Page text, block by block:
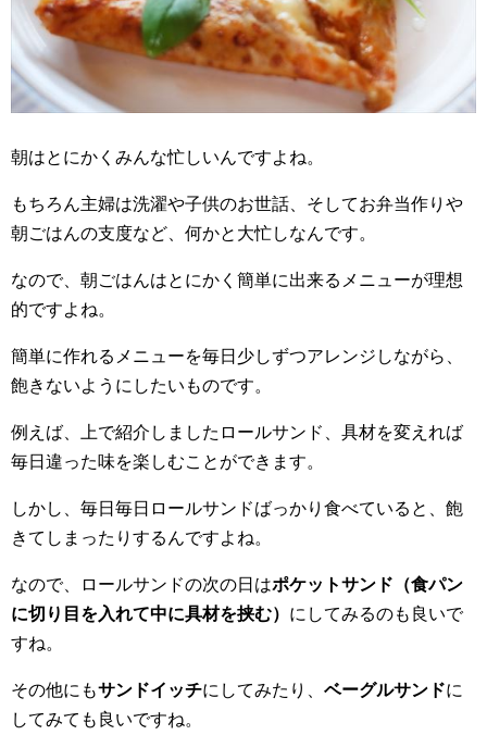
朝はとにかくみんな忙しいんですよね。
もちろん主婦は洗濯や子供のお世話、そしてお弁当作りや
朝ごはんの支度など、何かと大忙しなんです。
なので、朝ごはんはとにかく簡単に出来るメニューが理想
的ですよね。
簡単に作れるメニューを毎日少しずつアレンジしながら、
飽きないようにしたいものです。
例えば、上で紹介しましたロールサンド、具材を変えれば
毎日違った味を楽しむことができます。
しかし、毎日毎日ロールサンドばっかり食べていると、飽
きてしまったりするんですよね。
なので、ロールサンドの次の日はポケットサンド（食パン
に切り目を入れて中に具材を挟む） にしてみるのも良いで
すね。
その他にもサンドイッチにしてみたり、 ベーグルサンドに
してみても良いですね。